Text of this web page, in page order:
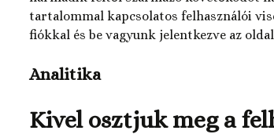
tartalommal kapcsolatos felhasználói
fiókkal és be vagyunk jelentkezve az
Analitika
Kivel osztjuk meg a